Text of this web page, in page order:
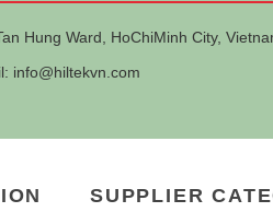
Hung Ward, HoChiMinh City,
info@hiltekvn.com
SUPPLIER